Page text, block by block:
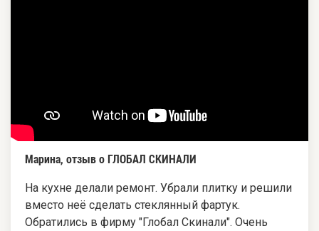
Марина, отзыв о ГЛОБАЛ СКИНАЛИ
На кухне делали ремонт. Убрали плитку и решили
вместо неё сделать стеклянный фартук.
Обратились в фирму "Глобал Скинали". Очень